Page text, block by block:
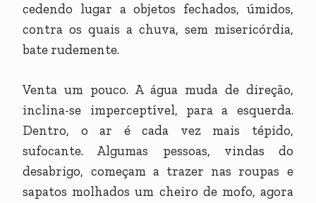
cedendo lugar a objetos fechados, úmidos,
contra os quais a chuva, sem misericórdia,
bate rudemente.
Venta um pouco. A água muda de direção,
inclina-se imperceptível, para a esquerda.
Dentro, o ar é cada vez mais tépido,
sufocante. Algumas pessoas, vindas do
desabrigo, começam a trazer nas roupas e
sapatos molhados um cheiro de mofo, agora